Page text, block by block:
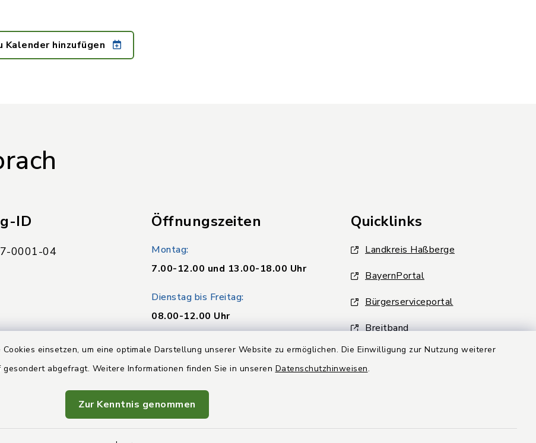
einsetzen, um eine optimale Darstellung unserer Website zu ermöglichen. Die Einwilligung zur Nutzung weiterer
abgefragt. Weitere Informationen finden Sie in unseren Datenschutzhinweisen.
Zur Kenntnis genommen
Kalender hinzufügen
ID
0001-04
Öffnungszeiten
Montag:
7.00-12.00 und 13.00-18.00 Uhr
Dienstag bis Freitag:
08.00-12.00 Uhr
Donnerstag:
13.00-16.00 Uhr
Quicklinks
Landkreis Haßberge
BayernPortal
Bürgerserviceportal
Breitband
Bayerische Gigabitrichtlinie
(BayGibitR)